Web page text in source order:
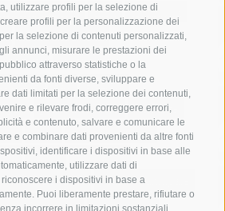
utilizzare profili per la selezione di
profili per la personalizzazione dei
la selezione di contenuti personalizzati,
annunci, misurare le prestazioni dei
attraverso statistiche o la
da fonti diverse, sviluppare e
dati limitati per la selezione dei contenuti,
e rilevare frodi, correggere errori,
e contenuto, salvare e comunicare le
e combinare dati provenienti da altre fonti
identificare i dispositivi in base alle
utilizzare dati di
i dispositivi in base a
Puoi liberamente prestare, rifiutare o
incorrere in limitazioni sostanziali.
di porto capri
carabinieri
circumvesuviana
concerto
contagi
19 eav
elezioni
gori guardia costiera
incidente
mare
massa lubrense
napoli
ordinanza
di sorrento
polizia municipale
Campania sant'agnello